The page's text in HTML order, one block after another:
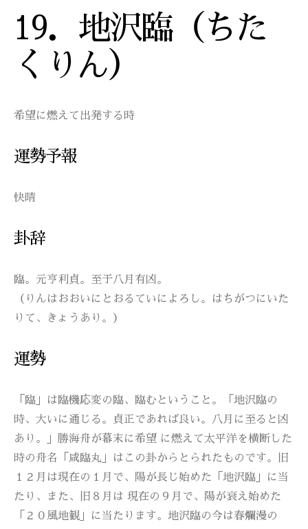
19．地沢臨（ちた
くりん）
希望に燃えて出発する時
運勢予報
快晴
卦辞
臨。元亨利貞。至于八月有凶。
（りんはおおいにとおるていによろし。はちがつにいた
りて、きょうあり。）
運勢
「臨」は臨機応変の臨、臨むということ。「地沢臨の
時、大いに通じる。貞正であれば良い。八月に至ると凶
あり。」勝海舟が幕末に希望 に燃えて太平洋を横断した
時の舟名「咸臨丸」はこの卦からとられたものです。旧
１２月は現在の１月で、陽が長じ始めた「地沢臨」に当
たり、また、旧８月は 現在の９月で、陽が衰え始めた
「２０風地観」に当たります。地沢臨の今は春爛漫の